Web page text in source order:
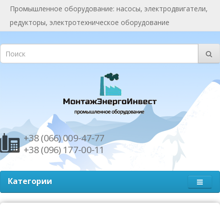
Промышленное оборудование: насосы, электродвигатели,
редукторы, электротехническое оборудование
+38 (066) 009-47-77
+38 (096) 177-00-11
Категории